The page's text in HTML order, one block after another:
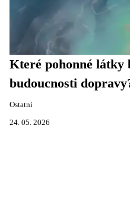
Které pohonné látky
budoucnosti
Ostatní
24. 05. 2026